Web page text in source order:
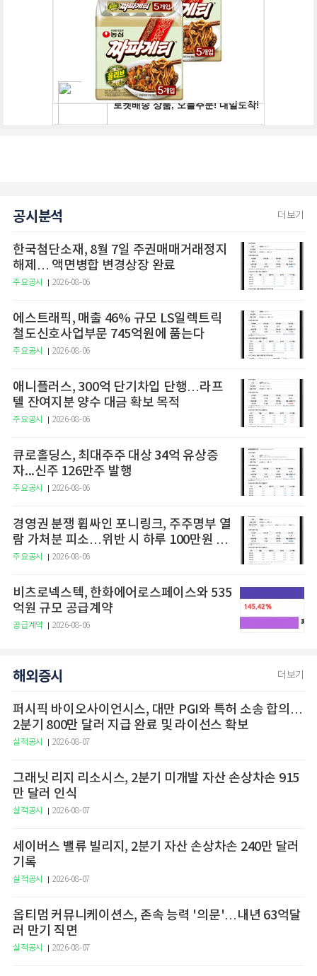
공시분석 더보기
한국첨단소재, 8월 7일 주권매매거래정지
해제… 액면병합 변경상장 완료
주요공시 2026-08-06
에스트래픽, 매출 46% 규모 LS일렉트릭
철도신호사업부문 745억원에 품는다
주요공시 2026-08-06
애니플러스, 300억 단기차입 단행…라프
텔 잔여지분 양수 대금 확보 목적
주요공시 2026-08-06
큐로홀딩스, 최대주주 대상 34억 유상증
자...신주 126만주 발행
주요공시 2026-08-06
경영권 분쟁 휩싸인 포니링크, 주주명부 열
람 가처분 피소…위반 시 하루 100만원 청
구
주요공시 2026-08-06
비츠로넥스텍, 한화에어로스페이스와 535
억원 규모 공급계약
공급계약 2026-08-06
해외증시 더보기
퍼시픽 바이오사이언시스, 대만 PGI와 특허 소송 합의…
2분기 800만 달러 지급 완료 및 라이선스 확보
실적공시 2026-08-07
그래닛 리지 리소시스, 2분기 미개발 자산 손상차손 915
만 달러 인식
실적공시 2026-08-07
세이버스 밸류 빌리지, 2분기 자산 손상차손 240만 달러
기록
실적공시 2026-08-07
옵티멈 커뮤니케이션스, 존속 능력 '의문'…내년 63억달
러 만기 직면
실적공시 2026-08-07